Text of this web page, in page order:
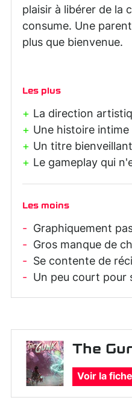
plaisir à libérer de la
consume. Une
plus que bienvenue.
Les plus
La direction
Une histoire
Un titre
Le gameplay qui
Les moins
Graphiquement
Gros manque de
Se contente de
Un peu court pour
The
Voir la fiche